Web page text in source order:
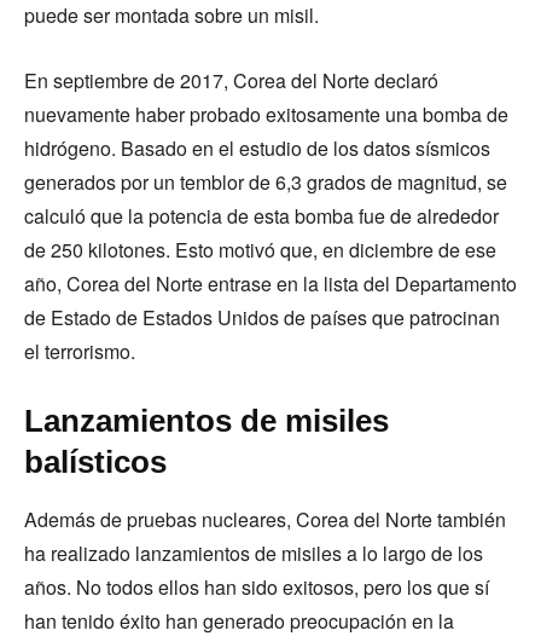
puede ser montada sobre un misil.
En septiembre de 2017, Corea del Norte declaró
nuevamente haber probado exitosamente una bomba de
hidrógeno. Basado en el estudio de los datos sísmicos
generados por un temblor de 6,3 grados de magnitud, se
calculó que la potencia de esta bomba fue de alrededor
de 250 kilotones. Esto motivó que, en diciembre de ese
año, Corea del Norte entrase en la lista del Departamento
de Estado de Estados Unidos de países que patrocinan
el terrorismo.
Lanzamientos de misiles
balísticos
Además de pruebas nucleares, Corea del Norte también
ha realizado lanzamientos de misiles a lo largo de los
años. No todos ellos han sido exitosos, pero los que sí
han tenido éxito han generado preocupación en la